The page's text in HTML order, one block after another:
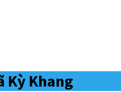
Kỳ Khang